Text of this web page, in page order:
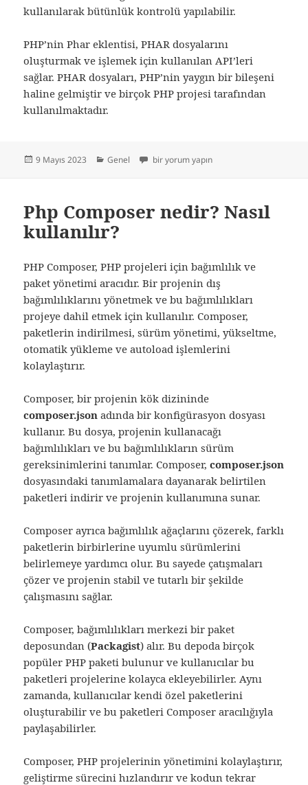
kullanılarak bütünlük kontrolü yapılabilir.
PHP’nin Phar eklentisi, PHAR dosyalarını
oluşturmak ve işlemek için kullanılan API’leri
sağlar. PHAR dosyaları, PHP’nin yaygın bir bileşeni
haline gelmiştir ve birçok PHP projesi tarafından
kullanılmaktadır.
Yayın
9 Mayıs 2023 Kategoriler
Genel Phar – Php Arşivi için
bir yorum yapın
Php Composer nedir? Nasıl
kullanılır?
PHP Composer, PHP projeleri için bağımlılık ve
paket yönetimi aracıdır. Bir projenin dış
bağımlılıklarını yönetmek ve bu bağımlılıkları
projeye dahil etmek için kullanılır. Composer,
paketlerin indirilmesi, sürüm yönetimi, yükseltme,
otomatik yükleme ve autoload işlemlerini
kolaylaştırır.
Composer, bir projenin kök dizininde
composer.json adında bir konfigürasyon dosyası
kullanır. Bu dosya, projenin kullanacağı
bağımlılıkları ve bu bağımlılıkların sürüm
gereksinimlerini tanımlar. Composer,composer.json
dosyasındaki tanımlamalara dayanarak belirtilen
paketleri indirir ve projenin kullanımına sunar.
Composer ayrıca bağımlılık ağaçlarını çözerek, farklı
paketlerin birbirlerine uyumlu sürümlerini
belirlemeye yardımcı olur. Bu sayede çatışmaları
çözer ve projenin stabil ve tutarlı bir şekilde
çalışmasını sağlar.
Composer, bağımlılıkları merkezi bir paket
deposundan (Packagist) alır. Bu depoda birçok
popüler PHP paketi bulunur ve kullanıcılar bu
paketleri projelerine kolayca ekleyebilirler. Aynı
zamanda, kullanıcılar kendi özel paketlerini
oluşturabilir ve bu paketleri Composer aracılığıyla
paylaşabilirler.
Composer, PHP projelerinin yönetimini kolaylaştırır,
geliştirme sürecini hızlandırır ve kodun tekrar